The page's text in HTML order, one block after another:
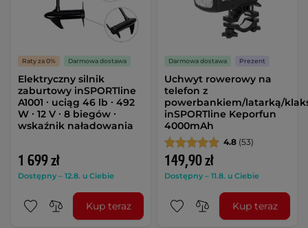
Raty za 0% Darmowa dostawa
Elektryczny silnik
zaburtowy inSPORTline
A1001 ∙ uciąg 46 lb ∙ 492
W ∙ 12 V ∙ 8 biegów ∙
wskaźnik naładowania
1 699 zł
Dostępny – 12.8. u Ciebie
Kup teraz
Darmowa dostawa Prezent
Uchwyt rowerowy na
telefon z
powerbankiem/latarką/
inSPORTline Keporfun
4000mAh
4.8 (53)
149,90 zł
Dostępny – 11.8. u Ciebie
Kup teraz